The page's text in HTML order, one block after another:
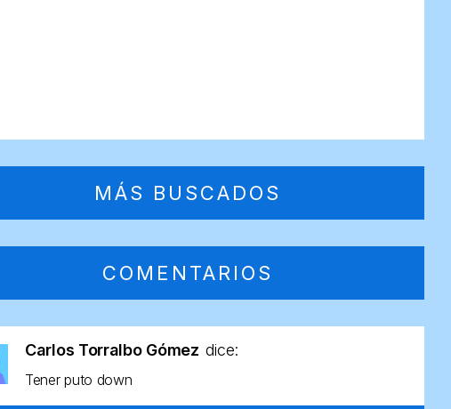
MÁS BUSCADOS
COMENTARIOS
Carlos Torralbo Gómez dice:
Tener puto down